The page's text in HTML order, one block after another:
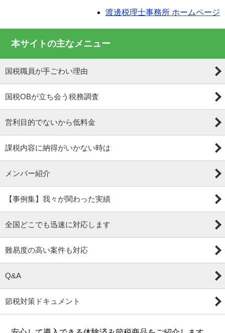
渡邊税理士事務所 ホームページ
本サイトの主なメニュー
国税職員が手ごわい理由
国税OBが立ち会う税務調査
営利目的でないから低料金
課税内容に納得がいかない時は
メンバー紹介
【事例集】我々が関わった実績
全国どこでも迅速に対応します
難易度の高い案件も対応
Q&A
節税対策ドキュメント